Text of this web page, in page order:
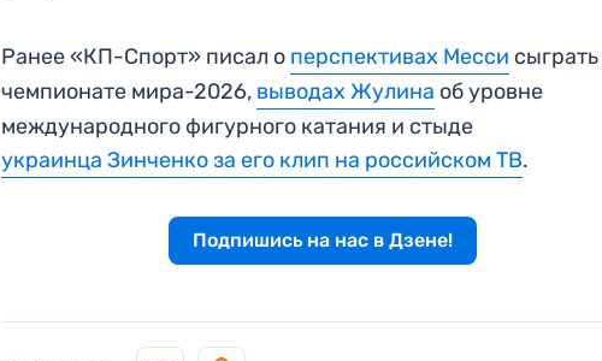
Ранее «КП-Спорт» писал о перспективах Месси
чемпионате мира-2026, выводах Жулина об уровне
международного фигурного катания и стыде
украинца Зинченко за его клип на российском ТВ.
Подпишись на нас в Дзене!